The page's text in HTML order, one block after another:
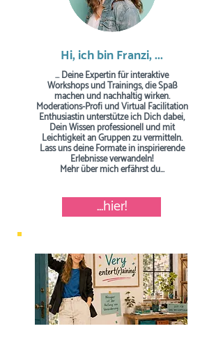
Hi, ich bin Franzi, ...
... Deine Expertin für interaktive
Workshops und Trainings, die Spaß
machen und nachhaltig wirken.
Moderations-Profi und Virtual Facilitation
Enthusiastin unterstütze ich Dich dabei,
Dein Wissen professionell und mit
Leichtigkeit an Gruppen zu vermitteln.
Lass uns deine Formate in inspirierende
Erlebnisse verwandeln!
Mehr über mich erfährst du...
...hier!